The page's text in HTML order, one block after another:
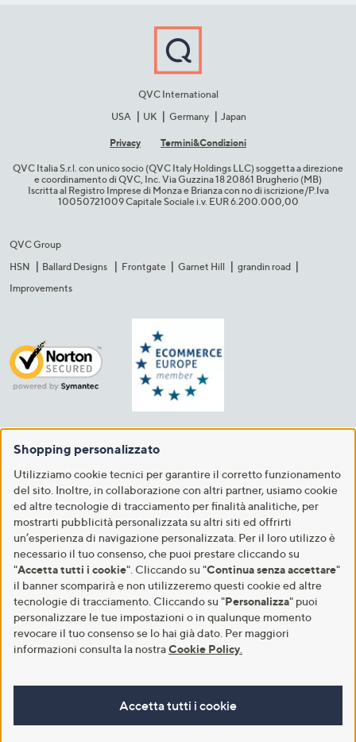
QVC International
USA
UK Germany Japan
Privacy Termini&C​ondizioni
QVC Italia S.r.l. con unico socio (QVC Italy Holdings LLC) soggetta a direzione
e coordinamento di QVC, Inc. Via Guzzina 18 20861 Brugherio (MB)​
Iscritta al Registro Imprese di Monza e Brianza con no di iscrizione/P.Iva
10050721009 Capitale Sociale i.v. EUR 6.200.000,00​
QVC Group
HSN
Ballard Designs Frontgate Garnet Hill
grandin road
Improvements
Shopping personalizzato
Utilizziamo cookie tecnici per garantire il corretto funzionamento
del sito. Inoltre, in collaborazione con altri partner, usiamo cookie
ed altre tecnologie di tracciamento per finalità analitiche, per
mostrarti pubblicità personalizzata su altri siti ed offrirti
un’esperienza di navigazione personalizzata. Per il loro utilizzo è
necessario il tuo consenso, che puoi prestare cliccando su
"Accetta tutti i cookie". Cliccando su "Continua senza accettare"
il banner scomparirà e non utilizzeremo questi cookie ed altre
tecnologie di tracciamento. Cliccando su "Personalizza" puoi
personalizzare le tue impostazioni o in qualunque momento
revocare il tuo consenso se lo hai già dato. Per maggiori
informazioni consulta la nostraCookie Policy
Accetta tutti i cookie